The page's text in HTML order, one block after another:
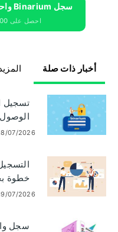
سجل Binarium واحصل على 10000 دولار مجانًا
احصل على 10000 دولار مجانًا للمبتدئين
أخبار ذات صلة
الوصول
07/2026
خطوة
07/2026